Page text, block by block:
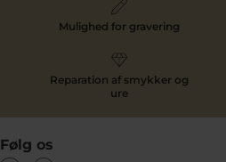
Mulighed for gravering
Reparation af smykker og
ure
Følg os